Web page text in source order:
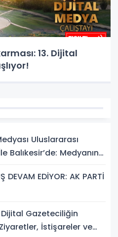
13. Dijital
Uluslararası
Balıkesir’de: Medyanın
DEVAM EDİYOR: AK PARTİ
Dijital Gazeteciliğin
İstişareler ve